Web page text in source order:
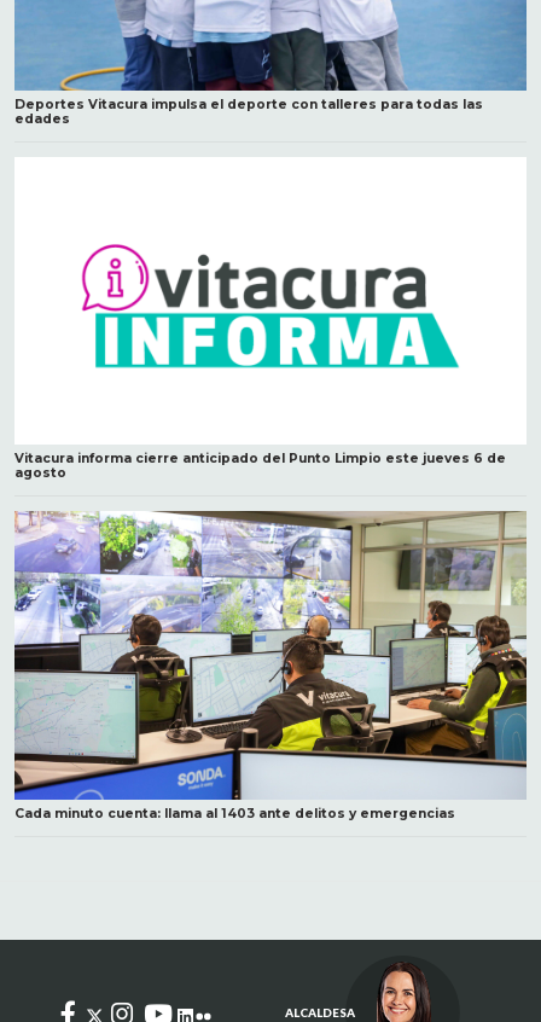
Deportes Vitacura impulsa el deporte con talleres para todas las
edades
Vitacura informa cierre anticipado del Punto Limpio este jueves 6 de
agosto
Cada minuto cuenta: llama al 1403 ante delitos y emergencias
ALCALDESA